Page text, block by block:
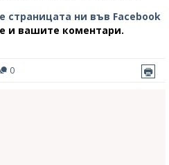
страницата ни във Facebook
и вашите коментари.
0